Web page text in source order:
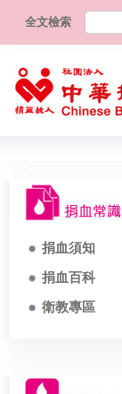
全文檢索
捐血須知
捐血百科
衛教專區